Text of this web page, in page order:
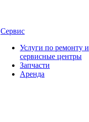
Сервис
Услуги по ремонту и
сервисные центры
Запчасти
Аренда